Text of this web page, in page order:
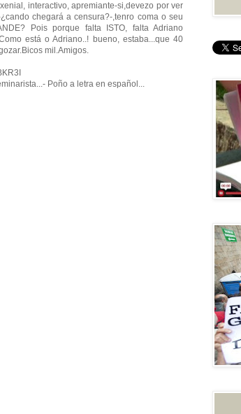
interactivo, apremiante-si,devezo por ver
chegará a censura?-,tenro coma o seu
Pois porque falta ISTO, falta Adriano
está o Adriano..! bueno, estaba...que 40
mil.Amigos.
Poño a letra en español...